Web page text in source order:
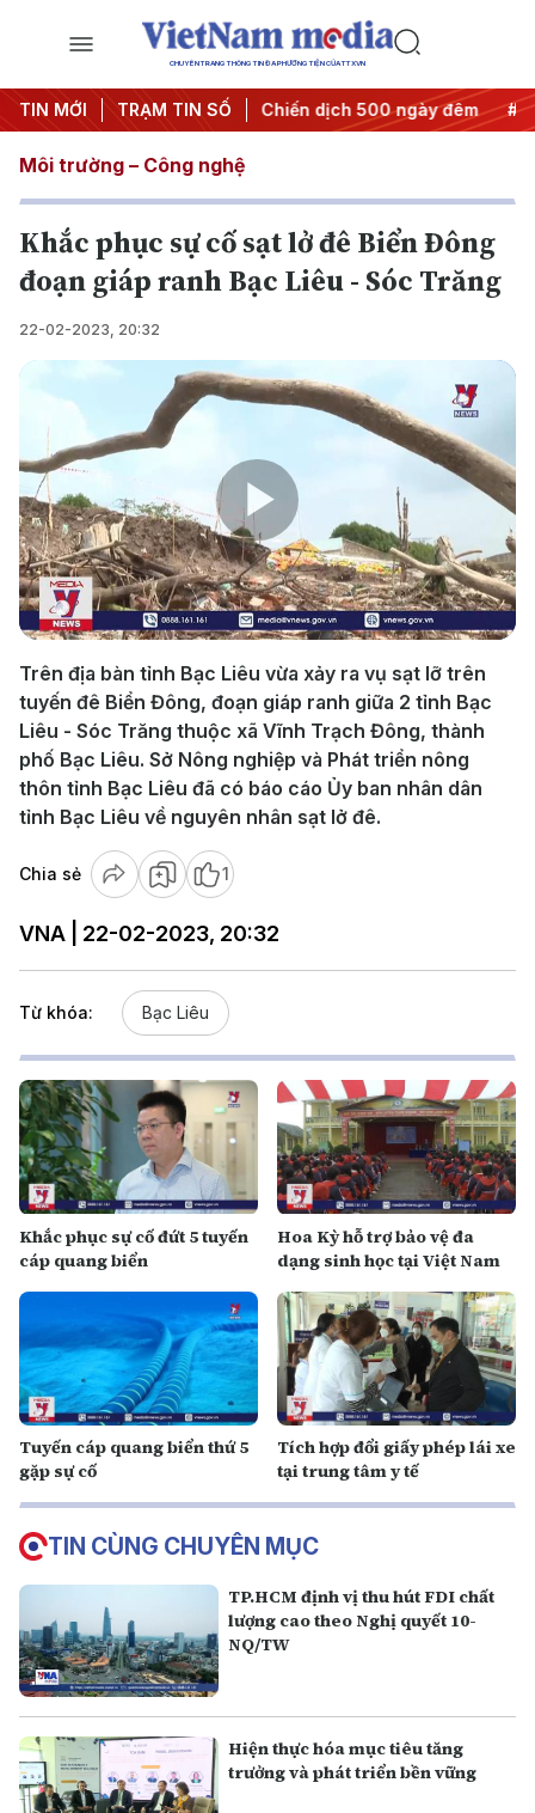
CHUYÊN TRANG THÔNG TIN ĐA PHƯƠNG TIỆN CỦA TTXVN
TIN MỚI TRẠM TIN SỐ
thành hành động #Chiến dịch 500 ngày đêm #Chống
Môi trường – Công nghệ
Khắc phục sự cố sạt lở đê Biển Đông
đoạn giáp ranh Bạc Liêu - Sóc Trăng
22-02-2023, 20:32
Play
Video
Trên địa bàn tỉnh Bạc Liêu vừa xảy ra vụ sạt lỡ trên
tuyến đê Biển Đông, đoạn giáp ranh giữa 2 tỉnh Bạc
Liêu - Sóc Trăng thuộc xã Vĩnh Trạch Đông, thành
phố Bạc Liêu. Sở Nông nghiệp và Phát triển nông
thôn tỉnh Bạc Liêu đã có báo cáo Ủy ban nhân dân
tỉnh Bạc Liêu về nguyên nhân sạt lở đê.
Chia sẻ 1
VNA | 22-02-2023, 20:32
Từ khóa: Bạc Liêu
Khắc phục sự cố đứt 5 tuyến
cáp quang biển
Hoa Kỳ hỗ trợ bảo vệ đa
dạng sinh học tại Việt Nam
Tuyến cáp quang biển thứ 5
gặp sự cố
Tích hợp đổi giấy phép lái xe
tại trung tâm y tế
TIN CÙNG CHUYÊN MỤC
TP.HCM định vị thu hút FDI chất
lượng cao theo Nghị quyết 10-
NQ/TW
Hiện thực hóa mục tiêu tăng
trưởng và phát triển bền vững